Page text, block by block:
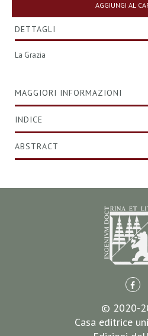
AGGIUNGI AL
DETTAGLI
La Grazia
MAGGIORI INFORMAZIONI
INDICE
ABSTRACT
© 2020-
Casa editrice